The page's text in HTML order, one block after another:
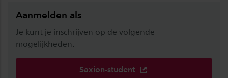
Aanmelden als
Je kunt je inschrijven op de volgende
mogelijkheden:
Saxion-student